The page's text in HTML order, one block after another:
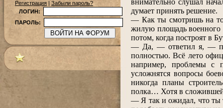
Регистрация | Забыли пароль?
ЛОГИН:
ПАРОЛЬ:
думает принять решение.
― Как ты смотришь на
жилую площадь военного
потом, когда построят в
― Да, ― ответил я, ―
полностью. Всё лето
например, проблемы с
усложнятся вопросы
никогда планы
полка… Хотя в
― Я так и ожидал, что ты